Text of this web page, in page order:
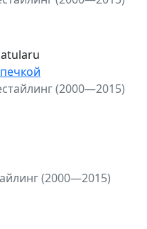
(2000—2015)
(2000—2015)